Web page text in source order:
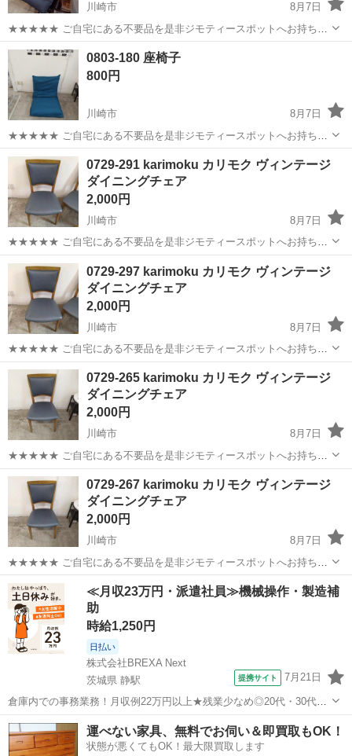
川崎市
8月7日
★★★★★ ご自宅にある不要品を是非ジモティースポットへお持ち込
みしませんか？ 家電、趣味・スポーツ・レジャー用品、こども用品、
衣料服飾品、生活雑貨、家具、本、CD・DVDなどが無料でまとめて持
ち込めます！ ※詳細はこ...
神奈川 川崎市 現地
0803-180 座椅子
800円
川崎市
8月7日
★★★★★ ご自宅にある不要品を是非ジモティースポットへお持ち込
みしませんか？ 家電、趣味・スポーツ・レジャー用品、こども用品、
衣料服飾品、生活雑貨、家具、本、CD・DVDなどが無料でまとめて持
ち込めます！ ※詳細はこ...
神奈川 川崎市
0729-291 karimoku カリモク ヴィンテージ
ダイニングチェア
2,000円
川崎市
8月7日
★★★★★ ご自宅にある不要品を是非ジモティースポットへお持ち込
みしませんか？ 家電、趣味・スポーツ・レジャー用品、こども用品、
衣料服飾品、生活雑貨、家具、本、CD・DVDなどが無料でまとめて持
ち込めます！ ※詳細はこ...
神奈川 川崎市
0729-297 karimoku カリモク ヴィンテージ
ダイニングチェア
2,000円
川崎市
8月7日
★★★★★ ご自宅にある不要品を是非ジモティースポットへお持ち込
みしませんか？ 家電、趣味・スポーツ・レジャー用品、こども用品、
衣料服飾品、生活雑貨、家具、本、CD・DVDなどが無料でまとめて持
ち込めます！ ※詳細はこ...
神奈川 川崎市
0729-265 karimoku カリモク ヴィンテージ
ダイニングチェア
2,000円
川崎市
8月7日
★★★★★ ご自宅にある不要品を是非ジモティースポットへお持ち込
みしませんか？ 家電、趣味・スポーツ・レジャー用品、こども用品、
衣料服飾品、生活雑貨、家具、本、CD・DVDなどが無料でまとめて持
ち込めます！ ※詳細はこ...
神奈川 川崎市
0729-267 karimoku カリモク ヴィンテージ
ダイニングチェア
2,000円
川崎市
8月7日
★★★★★ ご自宅にある不要品を是非ジモティースポットへお持ち込
みしませんか？ 家電、趣味・スポーツ・レジャー用品、こども用品、
衣料服飾品、生活雑貨、家具、本、CD・DVDなどが無料でまとめて持
ち込めます！ ※詳細はこ...
神奈川 川崎市 椅子 karimoku
≪月収23万円・派遣社員≫機械操作・製造補
助
時給1,250円
日払い
株式会社BREXA Next
茨城県 静駅
提携サイト 7月21日
倉庫内での事務業務！月収例22万円以上★残業少なめ◎20代・30代・
40代の男女活躍中！空調完備で快適作業★食堂利用可◎マイカー通勤
OK◎無料駐車場完備！《茨城県常陸大宮市》 人気の工場のお仕事 ◇
電子部品製造倉庫内の事務...
茨城 常陸大宮市 静駅 その他
運べない家具、無料でお伺い＆即買取もOK！
状態が悪くてもOK！最大限買取します